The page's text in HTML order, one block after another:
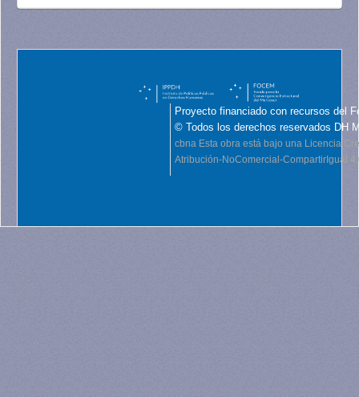
Proyecto financiado con recursos del
© Todos los derechos reservados DH
cbna Esta obra está bajo una Licencia
Atribución-NoComercial-CompartirIgual